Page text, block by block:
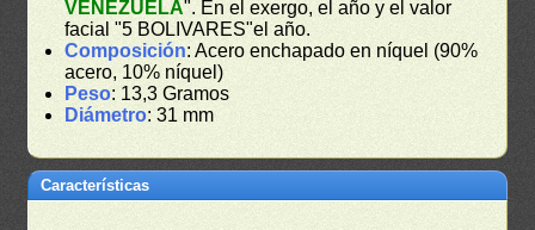
VENEZUELA". En el exergo, el año y el valor
facial "5 BOLIVARES"el año.
Composición: Acero enchapado en níquel (90%
acero, 10% níquel)
Peso: 13,3 Gramos
Diámetro: 31 mm
Características